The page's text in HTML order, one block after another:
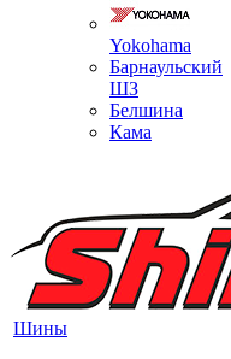
Yokohama
Барнаульский
ШЗ
Белшина
Кама
Шины